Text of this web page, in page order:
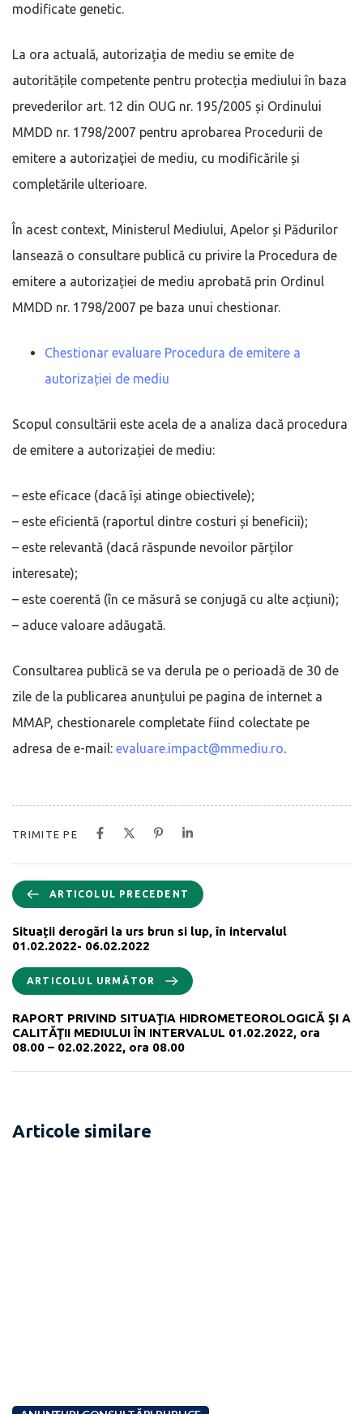
modificate genetic.
La ora actuală, autorizația de mediu se emite de
autoritățile competente pentru protecția mediului în baza
prevederilor art. 12 din OUG nr. 195/2005 și Ordinului
MMDD nr. 1798/2007 pentru aprobarea Procedurii de
emitere a autorizaţiei de mediu, cu modificările și
completările ulterioare.
În acest context, Ministerul Mediului, Apelor și Pădurilor
lansează o consultare publică cu privire la Procedura de
emitere a autorizației de mediu aprobată prin Ordinul
MMDD nr. 1798/2007 pe baza unui chestionar.
Chestionar evaluare Procedura de emitere a
autorizației de mediu
Scopul consultării este acela de a analiza dacă procedura
de emitere a autorizației de mediu:
– este eficace (dacă își atinge obiectivele);
– este eficientă (raportul dintre costuri și beneficii);
– este relevantă (dacă răspunde nevoilor părților
interesate);
– este coerentă (în ce măsură se conjugă cu alte acțiuni);
– aduce valoare adăugată.
Consultarea publică se va derula pe o perioadă de 30 de
zile de la publicarea anunțului pe pagina de internet a
MMAP, chestionarele completate fiind colectate pe
adresa de e-mail: evaluare.impact@mmediu.ro.
TRIMITE PE
ARTICOLUL PRECEDENT
Situații derogări la urs brun si lup, în intervalul
01.02.2022- 06.02.2022
ARTICOLUL URMĂTOR
RAPORT PRIVIND SITUAŢIA HIDROMETEOROLOGICĂ ŞI A
CALITĂŢII MEDIULUI ÎN INTERVALUL 01.02.2022, ora
08.00 – 02.02.2022, ora 08.00
Articole similare